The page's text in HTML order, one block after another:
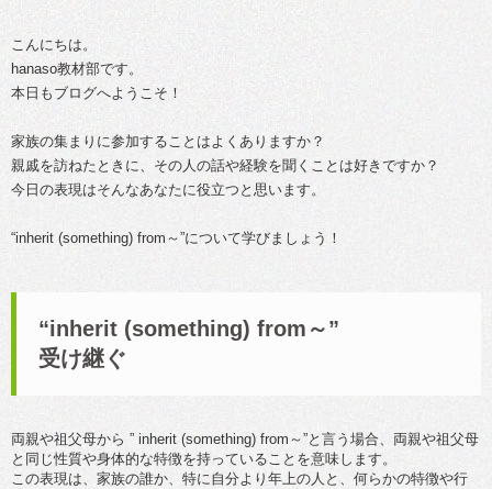
こんにちは。
hanaso教材部です。
本日もブログへようこそ！
家族の集まりに参加することはよくありますか？
親戚を訪ねたときに、その人の話や経験を聞くことは好きですか？
今日の表現はそんなあなたに役立つと思います。
“inherit (something) from～”について学びましょう！
“inherit (something) from～”
受け継ぐ
両親や祖父母から ” inherit (something) from～”と言う場合、両親や祖父母
と同じ性質や身体的な特徴を持っていることを意味します。
この表現は、家族の誰か、特に自分より年上の人と、何らかの特徴や行